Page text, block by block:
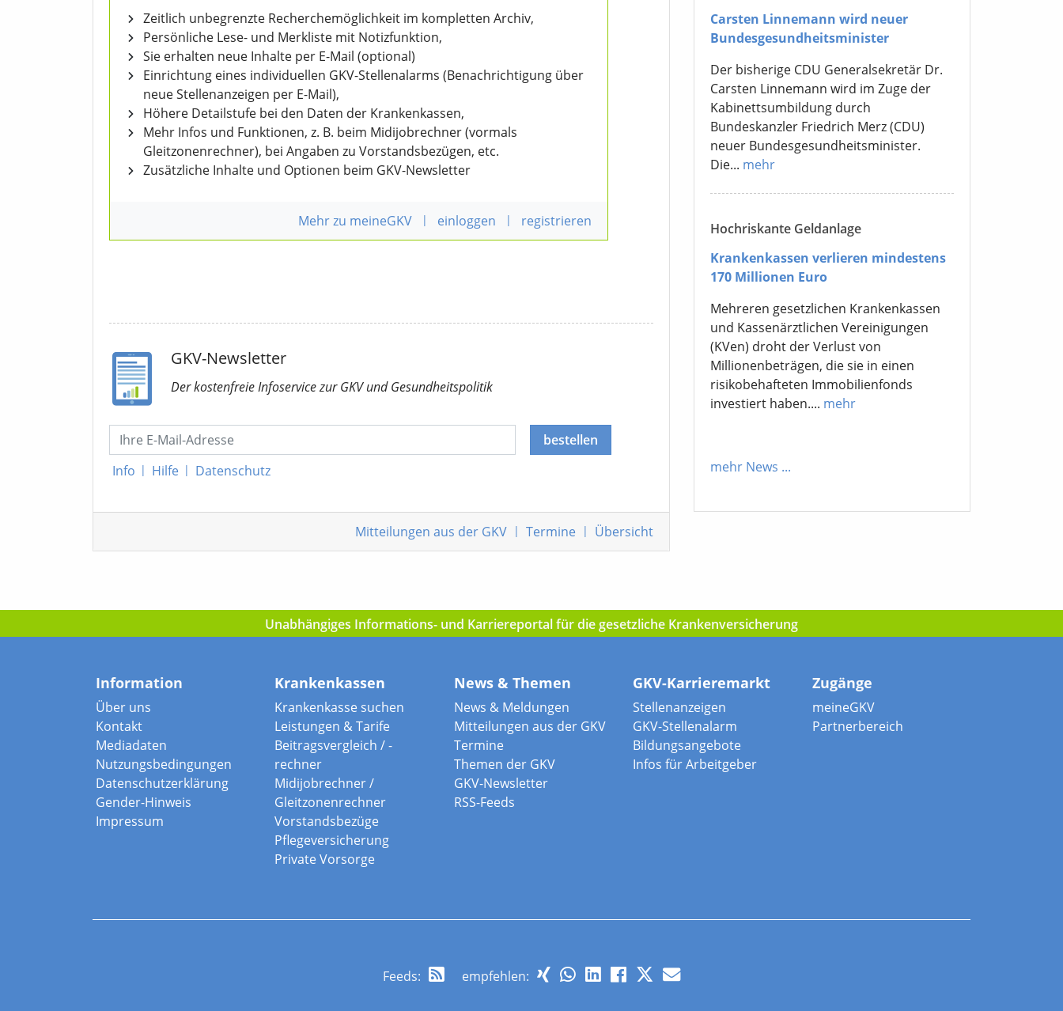
Zeitlich unbegrenzte Recherchemöglichkeit im kompletten Archiv,
Persönliche Lese- und Merkliste mit Notizfunktion,
Sie erhalten neue Inhalte per E-Mail (optional)
Einrichtung eines individuellen GKV-Stellenalarms (Benachrichtigung über
neue Stellenanzeigen per E-Mail),
Höhere Detailstufe bei den Daten der Krankenkassen,
Mehr Infos und Funktionen, z. B. beim Midijobrechner (vormals
Gleitzonenrechner), bei Angaben zu Vorstandsbezügen, etc.
Zusätzliche Inhalte und Optionen beim GKV-Newsletter
Mehr zu meineGKV | einloggen | registrieren
GKV-Newsletter
Der kostenfreie Infoservicezur GKVund Gesundheitspolitik
Info | Hilfe | Datenschutz
bestellen
Mitteilungen aus der GKV | Termine | Übersicht
Carsten Linnemann wird neuer
Bundesgesundheitsminister
Der bisherige CDU Generalsekretär Dr.
Carsten Linnemann wird im Zuge der
Kabinettsumbildung durch
Bundeskanzler Friedrich Merz (CDU)
neuer Bundesgesundheitsminister.
Die... mehr
Hochriskante Geldanlage
Krankenkassen verlieren mindestens
170 Millionen Euro
Mehreren gesetzlichen Krankenkassen
und Kassenärztlichen Vereinigungen
(KVen) droht der Verlust von
Millionenbeträgen, die sie in einen
risikobehafteten Immobilienfonds
investiert haben.... mehr
mehr News ...
Unabhängiges Informations- und Karriereportal für die gesetzliche Krankenversicherung
Information
Über uns
Kontakt
Mediadaten
Nutzungsbedingungen
Datenschutzerklärung
Gender-Hinweis
Impressum
Krankenkassen
Krankenkasse suchen
Leistungen & Tarife
Beitragsvergleich / -
rechner
Midijobrechner /
Gleitzonenrechner
Vorstandsbezüge
Pflegeversicherung
Private Vorsorge
News & Themen
News & Meldungen
Mitteilungen aus der GKV
Termine
Themen der GKV
GKV-Newsletter
RSS-Feeds
GKV-Karrieremarkt
Stellenanzeigen
GKV-Stellenalarm
Bildungsangebote
Infos für Arbeitgeber
Zugänge
meineGKV
Partnerbereich
Feeds: empfehlen: